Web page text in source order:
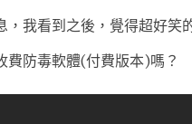
我看到之後，覺得超好笑
費防毒軟體(付費版本)嗎？